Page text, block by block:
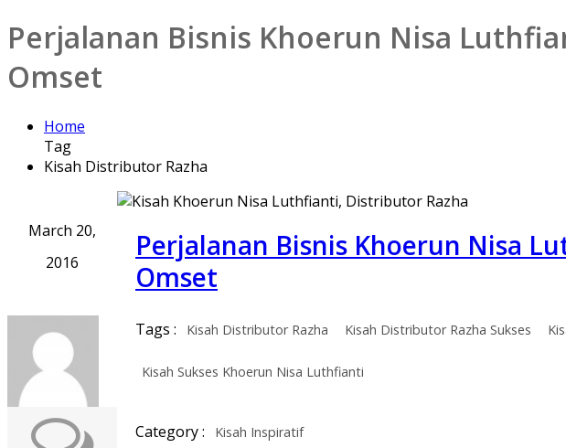
Perjalanan Bisnis Khoerun Nisa
Omset
Home
Tag
Kisah Distributor Razha
March 20,
2016
Perjalanan Bisnis Khoerun Nisa
Omset
Tags : Kisah Distributor Razha Kisah Distributor Razha Sukses
Kisah Sukses Khoerun Nisa Luthfianti
Category : Kisah Inspiratif